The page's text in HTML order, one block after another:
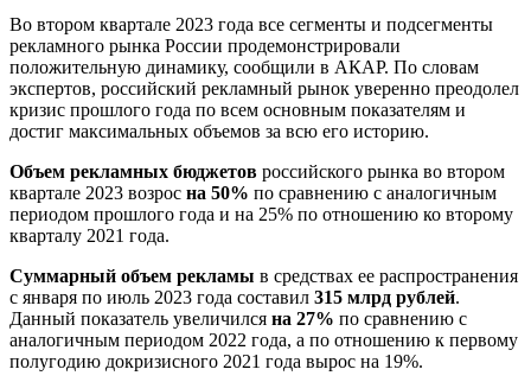
Во втором квартале 2023 года все сегменты и подсегменты
рекламного рынка России продемонстрировали
положительную динамику, сообщили в АКАР. По словам
экспертов, российский рекламный рынок уверенно преодолел
кризис прошлого года по всем основным показателям и
достиг максимальных объемов за всю его историю.
Объем рекламных бюджетов российского рынка во втором
квартале 2023 возрос на 50% по сравнению с аналогичным
периодом прошлого года и на 25% по отношению ко второму
кварталу 2021 года.
Суммарный объем рекламы в средствах ее распространения
с января по июль 2023 года составил 315 млрд рублей.
Данный показатель увеличился на 27% по сравнению с
аналогичным периодом 2022 года, а по отношению к первому
полугодию докризисного 2021 года вырос на 19%.